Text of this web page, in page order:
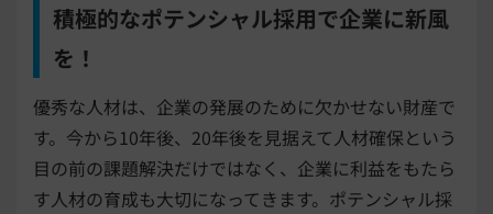
積極的なポテンシャル採用で企業に新風
を！
優秀な人材は、企業の発展のために欠かせない財産で
す。今から10年後、20年後を見据えて人材確保という
目の前の課題解決だけではなく、企業に利益をもたら
す人材の育成も大切になってきます。ポテンシャル採